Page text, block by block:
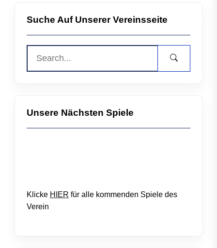
Suche Auf Unserer Vereinsseite
Unsere Nächsten Spiele
Klicke HIER für alle kommenden Spiele des
Verein